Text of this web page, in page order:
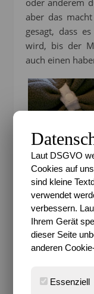
oder anderem
aber das
gesagt, dass
wird, bis der
auch einen
Noch kann ich
zu teilen
dann
den Wunsch
aus diesem
Laut DSGVO
Cookies auf
sind kleine
verwendet
verbessern.
Ihrem Gerät
dieser Seite
anderen
Essenziell